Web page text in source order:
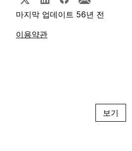
마지막 업데이트 56년 전
이용약관
보기